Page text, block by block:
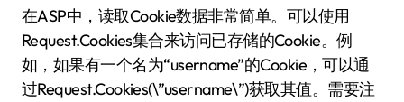
在ASP中，读取Cookie数据非常简单。可以使用
Request.Cookies集合来访问已存储的Cookie。例
如，如果有一个名为“username”的Cookie，可以通
过Request.Cookies(\”username\”)获取其值。需要注